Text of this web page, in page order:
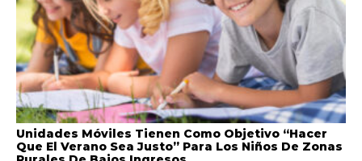
Unidades Móviles Tienen Como Objetivo “Hacer
Que El Verano Sea Justo” Para Los Niños De Zonas